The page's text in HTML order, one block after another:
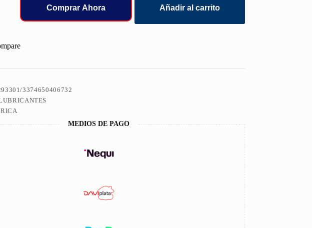
Comprar Ahora Añadir al carrito
3374650406732
MEDIOS DE PAGO